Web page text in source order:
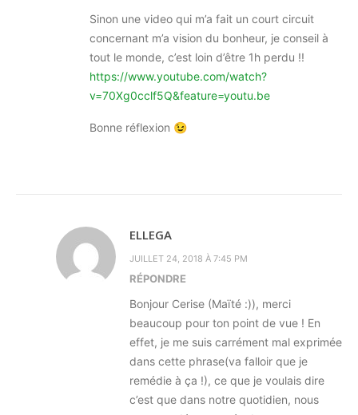
Sinon une video qui m’a fait un court circuit
concernant m’a vision du bonheur, je conseil à
tout le monde, c’est loin d’être 1h perdu !!
https://www.youtube.com/watch?
v=70Xg0cclf5Q&feature=youtu.be
Bonne réflexion 😉
ELLEGA
JUILLET 24, 2018 À 7:45 PM
RÉPONDRE
Bonjour Cerise (Maïté :)), merci
beaucoup pour ton point de vue ! En
effet, je me suis carrément mal exprimée
dans cette phrase(va falloir que je
remédie à ça !), ce que je voulais dire
c’est que dans notre quotidien, nous